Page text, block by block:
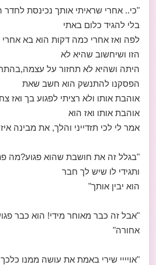
"כי.. אחרי שראיתי אותך נכינסת
בלי להגיד כלום באתי
לפה ואז אחרי כמה דקות הוא בא
הזו ושיחשוב שהיא לא
היתה ושהיא לא תחזור על
הפסקנו להתנשק הוא חשב שאת
אוהבת אותו ולא רציתי לפגוע בך ואז
אוהבת אותו ואז הוא
אמר לי לכי תזדייני והלך, את מבינה
"בגלל זה את חושבת שהוא פגוע?מה
ותגידי לו שיש לך חבר
הוא יבין אותך"
"אבל זה כבר מאוחר מידי! הוא כבר
אחורה"
"אויייי שירי באמת את עושה ממנו